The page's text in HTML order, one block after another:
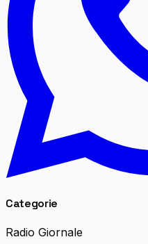
Categorie
Radio Giornale